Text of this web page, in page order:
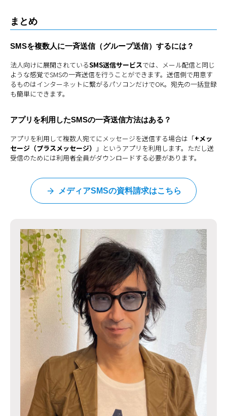
まとめ
SMSを複数人に一斉送信（グループ送信）するには？
法人向けに展開されているSMS送信サービスでは、メール配信と同じ
ような感覚でSMSの一斉送信を行うことができます。送信側で用意す
るものはインターネットに繋がるパソコンだけでOK。宛先の一括登録
も簡単にできます。
アプリを利用したSMSの一斉送信方法はある？
アプリを利用して複数人宛てにメッセージを送信する場合は「+メッ
セージ（プラスメッセージ）
」というアプリを利用します。ただし送
受信のためには利用者全員がダウンロードする必要があります。
メディアSMSの資料請求はこちら